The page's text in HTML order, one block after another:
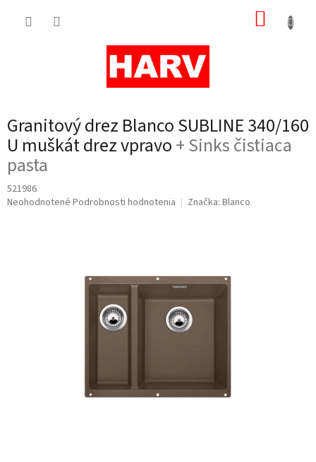
Granitový drez Blanco SUBLINE 340/160
U muškát drez vpravo+ Sinks čistiaca
pasta
521986
Priemerné
Neohodnotené Podrobnosti hodnotenia Značka: Blanco